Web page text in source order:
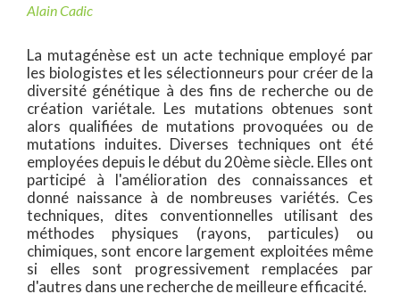
Alain Cadic
La mutagénèse est un acte technique employé par
les biologistes et les sélectionneurs pour créer de la
diversité génétique à des fins de recherche ou de
création variétale. Les mutations obtenues sont
alors qualifiées de mutations provoquées ou de
mutations induites. Diverses techniques ont été
employées depuis le début du 20ème siècle. Elles ont
participé à l'amélioration des connaissances et
donné naissance à de nombreuses variétés. Ces
techniques, dites conventionnelles utilisant des
méthodes physiques (rayons, particules) ou
chimiques, sont encore largement exploitées même
si elles sont progressivement remplacées par
d'autres dans une recherche de meilleure efficacité.